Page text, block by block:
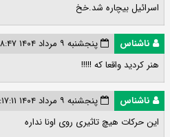
اسرائیل بیچاره شد.خخ
ناشناس
پنجشنبه ۹ مرداد ۱۴۰۴ ۰۰:۰۸:۴۷
هنر کردید واقعا که !!!!!
ناشناس
پنجشنبه ۹ مرداد ۱۴۰۴ ۰۰:۱۷:۱۱
این حرکات هیچ تاثیری روی اونا نداره